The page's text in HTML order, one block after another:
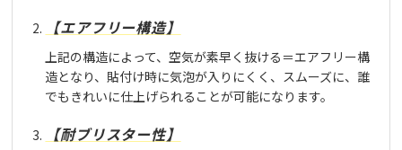
【エアフリー構造】
上記の構造によって、空気が素早く抜ける＝エアフリー構
造となり、貼付け時に気泡が入りにくく、スムーズに、誰
でもきれいに仕上げられることが可能になります。
【耐ブリスター性】